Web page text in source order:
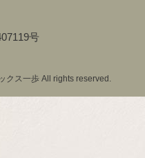
号
クス一歩 All rights reserved.